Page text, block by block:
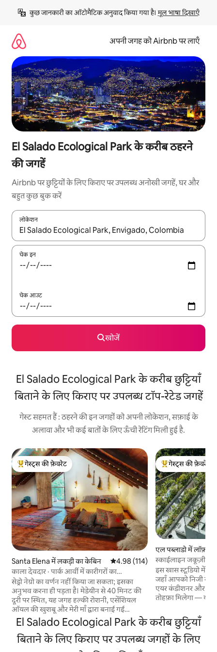
छोड़कर
कॉन्टेंट
कुछ जानकारी का ऑटोमैटिक अनुवाद किया गया है। मूल भाषा दिखाएँ
अपनी जगह को Airbnb पर लाएँ
El Salado Ecological Park के करीब ठहरने
की जगहें
Airbnb पर छुट्टियों के लिए किराए पर उपलब्ध अनोखी जगहें, घर और
बहुत कुछ बुक करें
लोकेशन
नतीजों के उपलब्ध होने पर, अप और डाउन 'ऐरो की' का इस्तेमाल करके नेविगेट
चेक इन
चेक आउट
खोजें
El Salado Ecological Park के करीब छुट्टियाँ
बिताने के लिए किराए पर उपलब्ध टॉप-रेटेड जगहें
गेस्ट सहमत हैं : ठहरने की इन जगहों को अपनी लोकेशन, सफ़ाई के
अलावा और भी कई बातों के लिए ऊँची रेटिंग मिली हुई है.
गेस्ट्स का टॉप फ़ेवरेट
गेस्ट्स की फ़ेवरेट
Santa Elena में लकड़ी का केबिन औसत रेटिंग 5 में से 4.98, 114 समीक्षाएँ
4.98 (114)
काला देवदार · पार्क आर्वी में कारीगरों का
अभयारण्य।
सेड्रो नेग्रो का वर्णन नहीं किया जा सकता; इसका
अनुभव करना ही पड़ता है। मेडेयीन से 40 मिनट की
दूरी पर स्थित, यह जगह हल्की रोशनी, एसेंशियल
ऑयल की खुशबू और मेरी माँ द्वारा बनाई गई
हस्तकला से सजी सजावट का खजाना है—यहाँ की
हर बारीकी के पीछे एक कहानी छिपी है।
आरामदायक, अंतरंग, गर्मजोशी भरी: यह एक ऐसी
जगह है, जहाँ दरवाज़े से अंदर आते ही आपको
गेस्ट्स का टॉप फ़ेवरेट
गेस्ट्स की फ़ेवरेट
एल पब्लाडो में लॉफ़्ट
स्काईलाइन जकूज़ी
इस खास स्टूडियो में
जहाँ आपको निजी
एयर कंडीशनर और
तोहफ़ा मिलेगा —
मिलेगा। एल पोब्लाडो
रूफ़टॉप बार, कैफ़े और
पार्क लेरास
Netflix के साथ 54"
El Salado Ecological Park के करीब छुट्टियाँ
बिताने के लिए किराए पर उपलब्ध जगहों के लिए